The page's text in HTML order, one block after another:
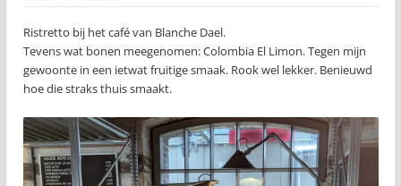
Ristretto bij het café van Blanche Dael.
Tevens wat bonen meegenomen: Colombia El Limon. Tegen mijn
gewoonte in een ietwat fruitige smaak. Rook wel lekker. Benieuwd
hoe die straks thuis smaakt.